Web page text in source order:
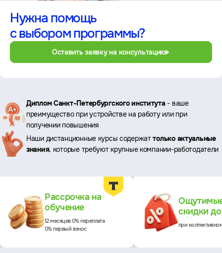
Нужна помощь
с выбором программы?
Оставить заявку на консультацию
Ключевые
преимущества
Диплом Санкт-Петербургского института- ваше
преимущество при устройстве на работу или при
получении повышения
Наши дистанционные курсы содержаттолько актуальные
знания, которые требуют крупные компании-работодатели
Рассрочка на
обучение
12 месяцев 0% переплата
0% первый взнос
скидки
при